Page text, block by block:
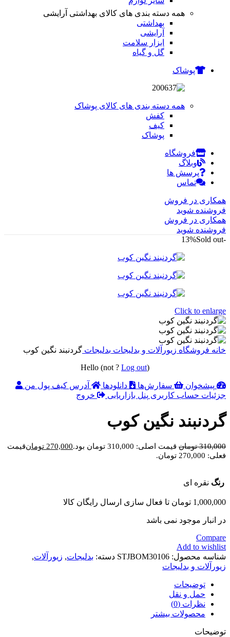
همه دسته بندی های کالای بهداشتی آرایشی
بهداشتی
آرایشی
ابزار سلامت
گل و گیاه
پوشاک
همه دسته بندی های کالای پوشاک
کفش
کیف
پوشاک
فروشگاه
وبلاگ
پرسش ها
تماس
همکاری در فروش
فروشنده شوید
همکاری در فروش
فروشنده شوید
-13%
Sold out
Click to enlarge
خانه فروشگاه زیورآلات و بدلیجات بدلیجات گردنبند نگین کوب
Hello (not ? Log out)
پیشخوان سفارش‌ها دانلودها آدرس کیف پول من
جزئیات حساب کاربری پنل بازاریابی خروج
گردنبند نگین کوب
310,000 تومان قیمت اصلی: 310,000 تومان بود. 270,000 تومانقیمت
فعلی: 270,000 تومان.
رنگ نقره ای
1,000,000 تومان تا فعال سازی ارسال رایگان کالا
در انبار موجود نمی باشد
Compare
Add to wishlist
شناسه محصول: STJBOM30106 دسته: بدلیجات, زیورآلات,
زیورآلات و بدلیجات
توضیحات
حمل و نقل
نظرات (0)
محصولات بیشتر
توضیحات